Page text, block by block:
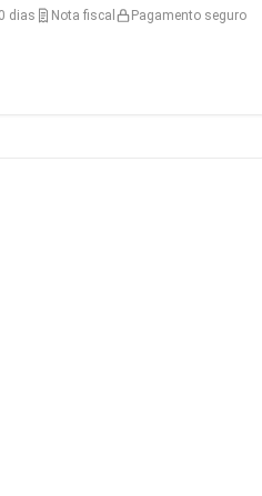
dias Nota fiscal Pagamento seguro